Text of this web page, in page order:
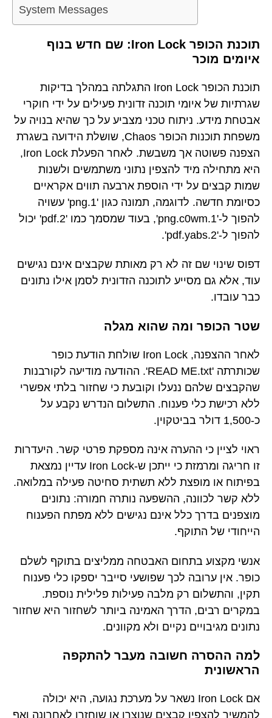
System Messages
תוכנת הכופר Iron Lock: שם חדש בנוף
איומים מוכר
תוכנת הכופר Iron Lock התגלתה במהלך בדיקות
שגרתיות של איומי תוכנה זדונית פעילים על ידי חוקרי
אבטחת מידע. ניתוח טכני מצביע על כך שהיא בנויה על
משפחת תוכנות הכופר Chaos, שושלת הידועה בשגרת
הצפנה פשוטה אך משבשת. לאחר הפעלת Iron Lock,
היא מתחילה מיד להצפין נתוני משתמשים ולשנות
שמות קבצים על ידי הוספת ארבעה תווים אקראיים
כסיומת חדשה. לדוגמה, תמונה כגון '1.png' עשויה
להפוך ל-'1.png.c0wm', בעוד שמסמך כמו '2.pdf' יכול
להפוך ל-'2.pdf.yabs'.
דפוס שינוי שם זה לא רק מאותת שקבצים אינם נגישים
עוד, אלא גם מסייע לתוכנה הזדונית לסמן אילו נתונים
כבר עובדו.
שטר הכופר ומה שהוא מגלה
לאחר ההצפנה, Iron Lock שולחת הודעת כופר
שכותרתה 'READ ME.txt'. ההודעה מודיעה לקורבנות
שהקבצים שלהם ננעלו וקובעת כי שחזור בלתי אפשרי
ללא רכישת כלי פענוח. התשלום הנדרש נקבע על
כ-1,500 דולר בביטקוין.
ראוי לציין כי ההערה אינה מספקת פרטי קשר. היעדרות
זו חריגה ומרמזת כי ייתכן ש-Iron Lock עדיין נמצאת
בפיתוח או מופצת ללא תשתית סחיטה פעילה במלואה.
ללא קשר לכוונה, ההשפעה נותרה חמורה: נתונים
מוצפנים בדרך כלל אינם נגישים ללא מפתח הפענוח
הייחודי של התוקף.
אנשי מקצוע בתחום האבטחה ממליצים בתוקף לשלם
כופר. אין ערובה לכך שפושעי סייבר יספקו כלי פענוח
תקין, והתשלום רק מלבה פעילות פלילית נוספת.
במקרים רבים, הדרך האמינה ביותר לשחזור היא שחזור
נתונים מגיבויים נקיים ולא מקוונים.
למה ההסרה חשובה מעבר להתקפה
הראשונית
אם Iron Lock נשאר על מערכת נגועה, היא יכולה
להמשיך להצפין קבצים שנוצרו או שוחזרו לאחרונה ואף